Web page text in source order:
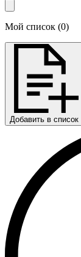
Мой список (0)
Добавить в список